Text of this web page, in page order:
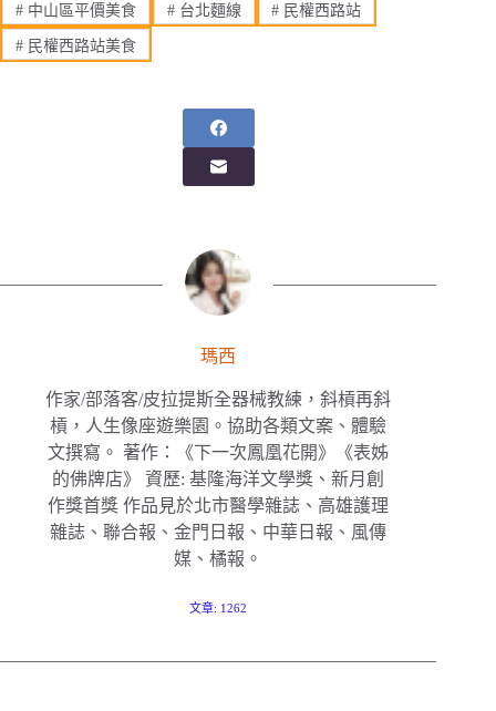
#中山區平價美食 #台北麵線 # 民權西路站
#民權西路站美食
瑪西
作家/部落客/皮拉提斯全器械教練，斜槓再斜
槓，人生像座遊樂園。協助各類文案、體驗
文撰寫。 著作：《下一次鳳凰花開》《表姊
的佛牌店》 資歷: 基隆海洋文學獎、新月創
作獎首獎 作品見於北市醫學雜誌、高雄護理
雜誌、聯合報、金門日報、中華日報、風傳
媒、橘報。
文章: 1262